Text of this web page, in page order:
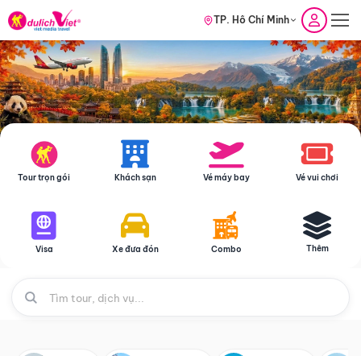
TP. Hồ Chí Minh
Tour trọn gói Khách sạn Vé máy bay Vé vui chơi
Visa Xe đưa đón Combo Thêm